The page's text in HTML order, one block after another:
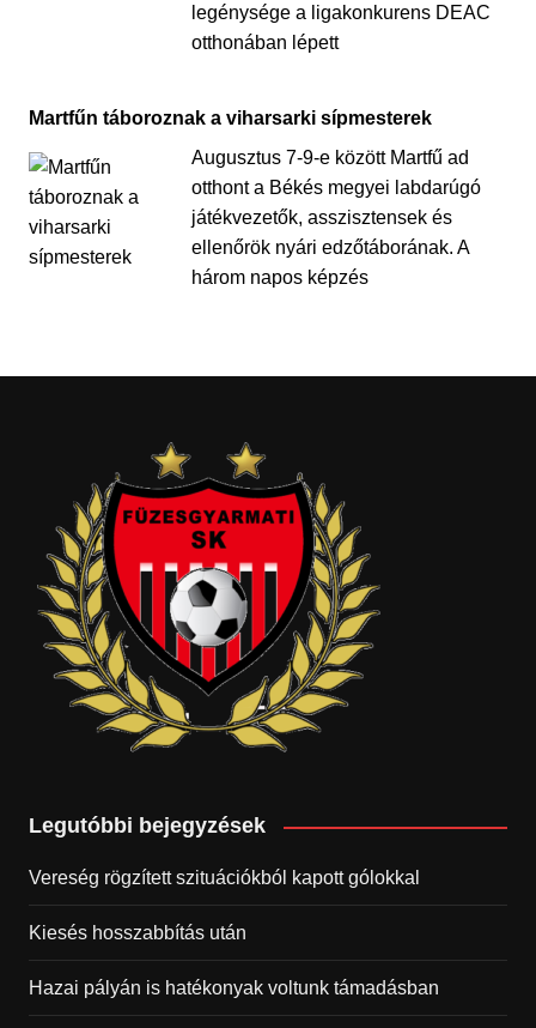
legénysége a ligakonkurens DEAC
otthonában lépett
Martfűn táboroznak a viharsarki sípmesterek
Augusztus 7-9-e között Martfű ad
otthont a Békés megyei labdarúgó
játékvezetők, asszisztensek és
ellenőrök nyári edzőtáborának. A
három napos képzés
Legutóbbi bejegyzések
Vereség rögzített szituációkból kapott gólokkal
Kiesés hosszabbítás után
Hazai pályán is hatékonyak voltunk támadásban